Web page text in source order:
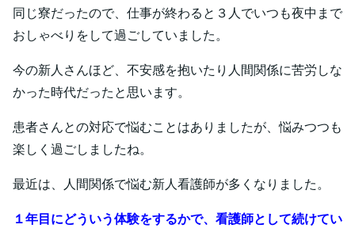
同じ寮だったので、仕事が終わると３人でいつも夜中まで
おしゃべりをして過ごしていました。
今の新人さんほど、不安感を抱いたり人間関係に苦労しな
かった時代だったと思います。
患者さんとの対応で悩むことはありましたが、悩みつつも
楽しく過ごしましたね。
最近は、人間関係で悩む新人看護師が多くなりました。
１年目にどういう体験をするかで、看護師として続けてい